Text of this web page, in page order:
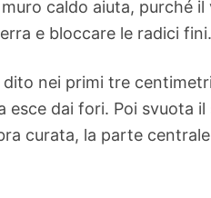
caldo aiuta, purché
e bloccare le radici fini.
nei primi tre
esce dai fori. Poi
curata, la parte